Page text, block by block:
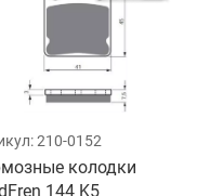
210-0152
колодки
144 K5